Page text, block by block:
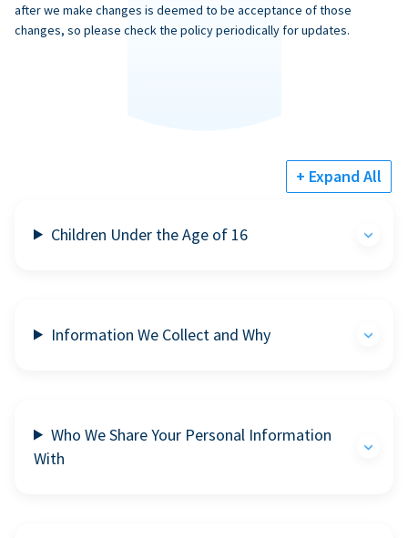
after we make changes is deemed to be acceptance of those
changes, so please check the policy periodically for updates.
+ Expand All
Children Under the Age of 16
Information We Collect and Why
Who We Share Your Personal Information
With